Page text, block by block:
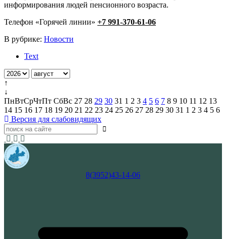
информирования людей пенсионного возраста.
Телефон «Горячей линии» +7 991-370-61-06
В рубрике: Новости
Text
↑
↓
ПнВтСрЧтПт СбВс 27 28 29 30 31 1 2 3 4 5 6 7 8 9 10 11 12 13
14 15 16 17 18 19 20 21 22 23 24 25 26 27 28 29 30 31 1 2 3 4 5 6
Версия для слабовидящих
8(3952)43-14-06